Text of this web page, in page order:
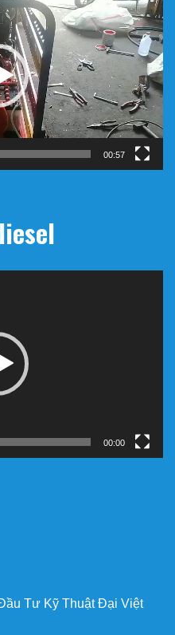
00:57
00:00
Tư Kỹ Thuật Đại Việt